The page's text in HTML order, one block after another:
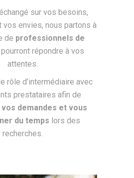
sur vos besoins,
vos envies, nous partons à
de professionnels de
répondre à vos
attentes.
rôle d’intermédiaire avec
prestataires afin de
demandes et vous
du temps lors des
recherches.